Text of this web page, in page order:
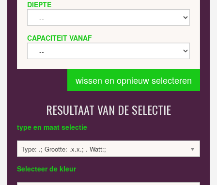
DIEPTE
CAPACITEIT VANAF
wissen en opnieuw selecteren
RESULTAAT VAN DE SELECTIE
type en maat selectie
Type: .; Grootte: .x.x.; . Watt:;
Selecteer de kleur